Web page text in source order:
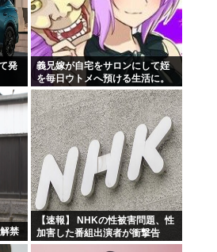
限界突破
フルエンサーが7台の車に当て逃げ...
発
義兄嫁が自宅をサロンにして姪
を毎日ウトメへ預ける生活に。
数年後、そのツケが一気に回っ
てきて…
禁
【速報】 NHKの性被害問題、性
加害した番組出演者が衝撃告
白！